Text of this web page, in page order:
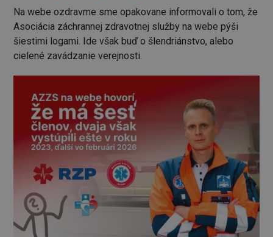
Na webe ozdravme sme opakovane informovali o tom, že
Asociácia záchrannej zdravotnej služby na webe pýši
šiestimi logami. Ide však buď o šlendriánstvo, alebo
cielené zavádzanie verejnosti.